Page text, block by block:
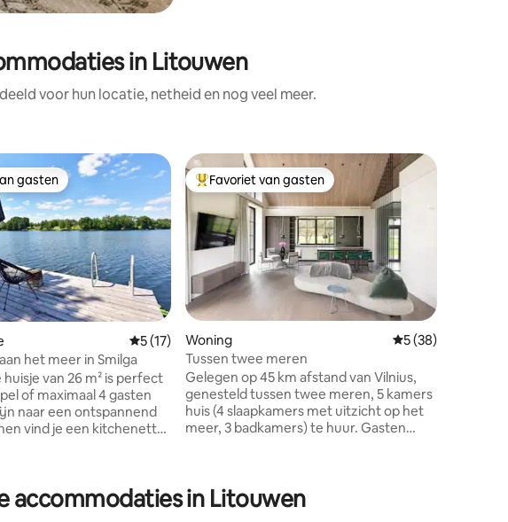
in Litouwen
voor hun locatie, netheid en nog veel meer.
4,94 op 5, 159 recensies
gasten
gasten
Gemiddelde beoordeling van 5 op 5, 17 recensies
5 (17)
het meer in Smilga
van 26 m² is perfect
of maximaal 4 gasten
naar een ontspannend
vind je een kitchenette,
koeling of verwarming
voegt gezelligheid toe.
Topfavoriet van gasten
Favoriet van gasten
Woning Gemiddelde
5 (38)
Tussen twee meren
Gelegen op 45 km afstand van Vilnius,
genesteld tussen twee meren, 5 kamers
huis (4 slaapkamers met uitzicht op het
meer, 3 badkamers) te huur. Gasten
aan het meer, een roeiboot en
dergelijke. We verwelkomen gasten die
accommodaties in Litouwen